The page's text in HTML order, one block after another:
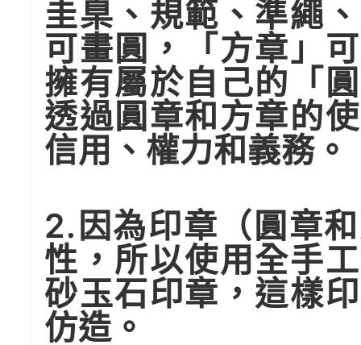
圭臬、規範、準繩
可畫圓，「方章」
擁有屬於自己的「
透過圓章和方章的
信用、權力和義務。
2.因為印章（圓章
性，所以使用全手
砂玉石印章，這樣
仿造。